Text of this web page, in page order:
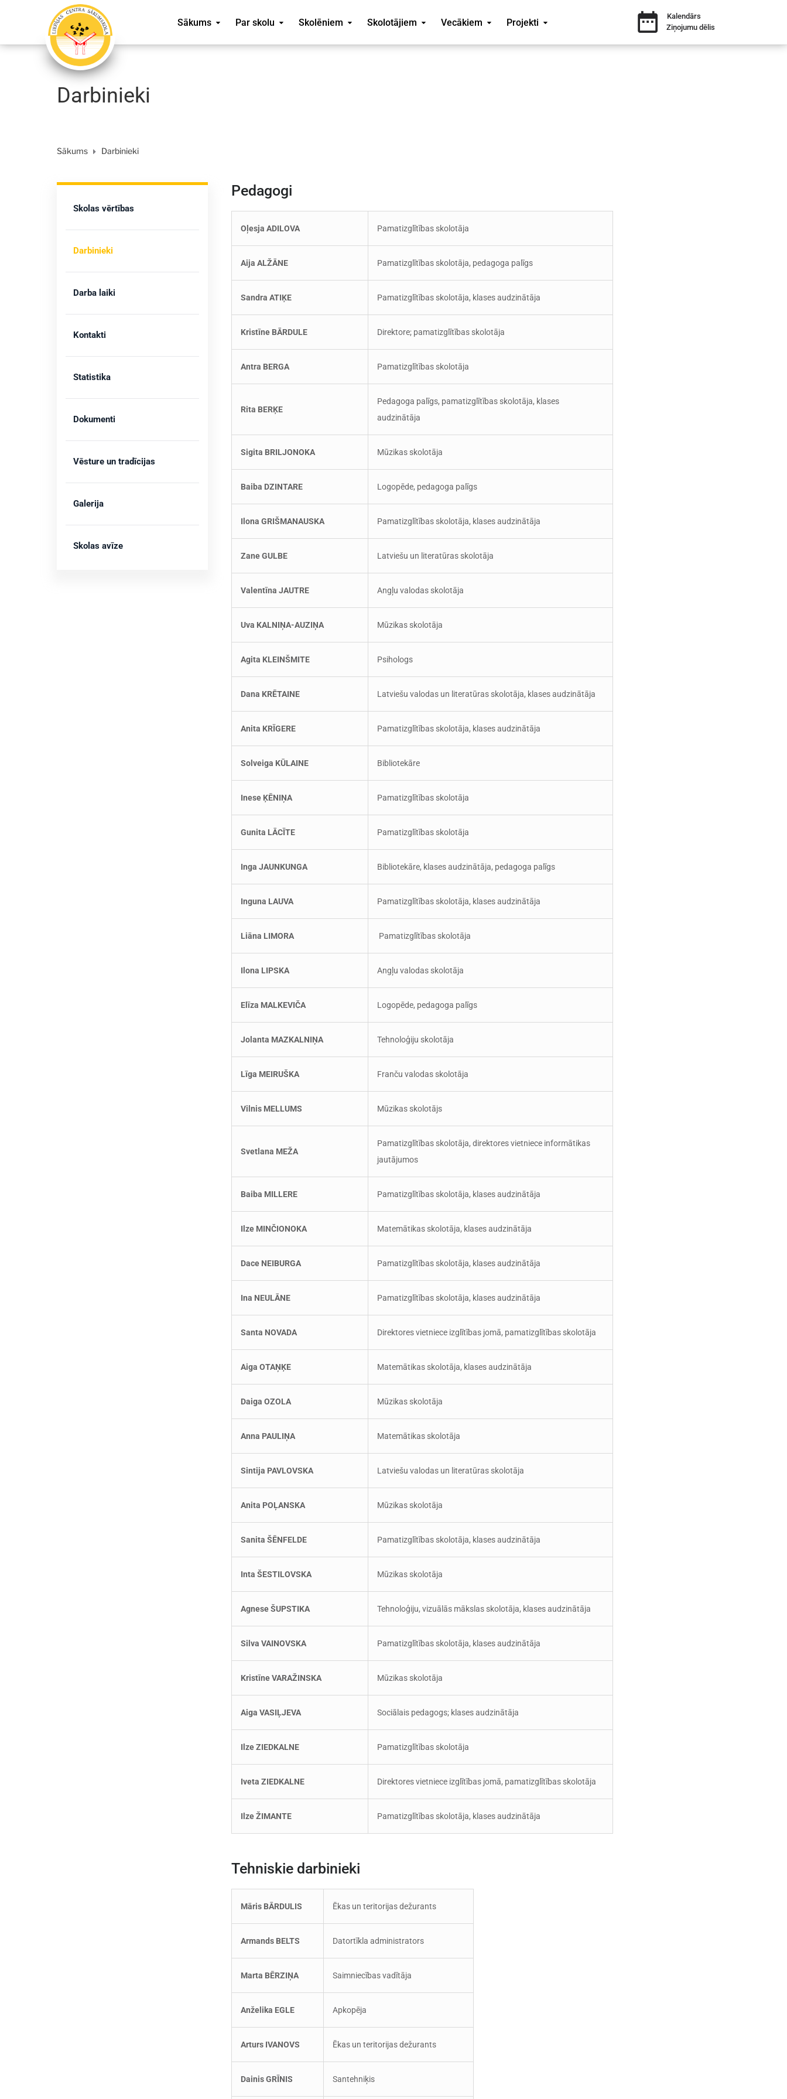
Sākums Par skolu Skolēniem Skolotājiem Vecākiem Projekti
Kalendārs
Ziņojumu dēlis
Darbinieki
Sākums Darbinieki
Skolas vērtības
Darbinieki
Darba laiki
Kontakti
Statistika
Dokumenti
Vēsture un tradīcijas
Galerija
Skolas avīze
Pedagogi
Oļesja ADILOVA Pamatizglītības skolotāja
Aija ALŽĀNE Pamatizglītības skolotāja, pedagoga palīgs
Sandra ATIĶE Pamatizglītības skolotāja, klases audzinātāja
Kristīne BĀRDULE Direktore; pamatizglītības skolotāja
Antra BERGA Pamatizglītības skolotāja
Rita BERĶE
Pedagoga palīgs, pamatizglītības skolotāja, klases
audzinātāja
Sigita BRILJONOKA Mūzikas skolotāja
Baiba DZINTARE Logopēde, pedagoga palīgs
Ilona GRIŠMANAUSKA Pamatizglītības skolotāja, klases audzinātāja
Zane GULBE Latviešu un literatūras skolotāja
Valentīna JAUTRE Angļu valodas skolotāja
Uva KALNIŅA-AUZIŅA Mūzikas skolotāja
Agita KLEINŠMITE Psihologs
Dana KRĒTAINE Latviešu valodas un literatūras skolotāja, klases audzinātāja
Anita KRĪGERE Pamatizglītības skolotāja, klases audzinātāja
Solveiga KŪLAINE Bibliotekāre
Inese ĶĒNIŅA Pamatizglītības skolotāja
Gunita LĀCĪTE Pamatizglītības skolotāja
Inga JAUNKUNGA Bibliotekāre, klases audzinātāja, pedagoga palīgs
Inguna LAUVA Pamatizglītības skolotāja, klases audzinātāja
Liāna LIMORA Pamatizglītības skolotāja
Ilona LIPSKA Angļu valodas skolotāja
Elīza MALKEVIČA Logopēde, pedagoga palīgs
Jolanta MAZKALNIŅA Tehnoloģiju skolotāja
Līga MEIRUŠKA Franču valodas skolotāja
Vilnis MELLUMS Mūzikas skolotājs
Svetlana MEŽA
Pamatizglītības skolotāja, direktores vietniece informātikas
jautājumos
Baiba MILLERE Pamatizglītības skolotāja, klases audzinātāja
Ilze MINČIONOKA Matemātikas skolotāja, klases audzinātāja
Dace NEIBURGA Pamatizglītības skolotāja, klases audzinātāja
Ina NEULĀNE Pamatizglītības skolotāja, klases audzinātāja
Santa NOVADA Direktores vietniece izglītības jomā, pamatizglītības skolotāja
Aiga OTAŅĶE Matemātikas skolotāja, klases audzinātāja
Daiga OZOLA Mūzikas skolotāja
Anna PAULIŅA Matemātikas skolotāja
Sintija PAVLOVSKA Latviešu valodas un literatūras skolotāja
Anita POĻANSKA Mūzikas skolotāja
Sanita ŠĒNFELDE Pamatizglītības skolotāja, klases audzinātāja
Inta ŠESTILOVSKA Mūzikas skolotāja
Agnese ŠUPSTIKA Tehnoloģiju, vizuālās mākslas skolotāja, klases audzinātāja
Silva VAINOVSKA Pamatizglītības skolotāja, klases audzinātāja
Kristīne VARAŽINSKA Mūzikas skolotāja
Aiga VASIĻJEVA Sociālais pedagogs; klases audzinātāja
Ilze ZIEDKALNE Pamatizglītības skolotāja
Iveta ZIEDKALNE Direktores vietniece izglītības jomā, pamatizglītības skolotāja
Ilze ŽIMANTE Pamatizglītības skolotāja, klases audzinātāja
Tehniskie darbinieki
Māris BĀRDULIS Ēkas un teritorijas dežurants
Armands BELTS Datortīkla administrators
Marta BĒRZIŅA Saimniecības vadītāja
Anželika EGLE Apkopēja
Arturs IVANOVS Ēkas un teritorijas dežurants
Dainis GRĪNIS Santehniķis